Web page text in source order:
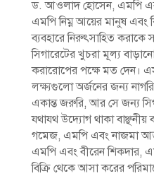
ড. আওলাদ হোসেন, এমপি
এমপি নিম্ন আয়ের মানুষ
ব্যবহারে নিরুৎসাহিত করাকে
সিগারেটের খুচরা মূল্য
করারোপের পক্ষে মত দেন।
লক্ষ্যগুলো অর্জনের জন্য
একান্ত জরুরি, আর সে জন্য
যথাযথ উদ্যোগ থাকা
গমেজ, এমপি এবং নাজমা
এমপি এবং বীরেন শিকদার,
বিক্রি থেকে আসা করের